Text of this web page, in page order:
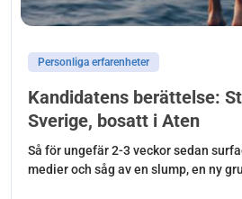
Personliga erfarenheter
Kandidatens berättelse:
Sverige, bosatt i Aten
Så för ungefär 2-3 veckor sedan
medier och såg av en slump, en ny